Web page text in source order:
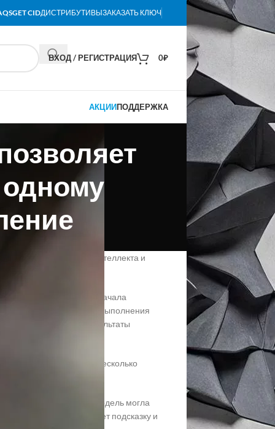
GET CIDДИСТРИБУТИВЫЗАКАЗАТЬ КЛЮЧ
ВХОД / РЕГИСТРАЦИЯ 0₽
АКЦИИПОДДЕРЖКА
искусственного интеллекта и
того, как модель уже начала
после завершения их выполнения
(текст, логи, результаты
выполняется несколько
изменений, чтобы модель могла
теперь фокусирует подсказку и